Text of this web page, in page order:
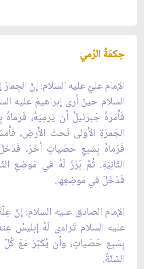
حِكمَةُ الرّمي
الإمام عليّ عليه السلام: إنّ
السلام حينَ أرى إبراهيمَ عليه
فَأَمَرَهُ جَبرَئيلُ أن يَرمِيَهُ،
الجَمرَةِ الاُولى تَحتَ الأَرضِ،
فَرَماهُ بِسَبعِ حَصَياتٍ اُخَرَ،
الثّانِيَةِ. ثُمّ بَرَزَ لَهُ في مَوضِعِ
فَدَخَلَ في مَوضِعِها.
الإمام الصادق عليه السلام: إنّ
عليه السلام تَراءى لَهُ إبليسُ
بِسَبعِ حَصَياتٍ، وأن يُكَبّرَ مَعَ
السّنّةُ.